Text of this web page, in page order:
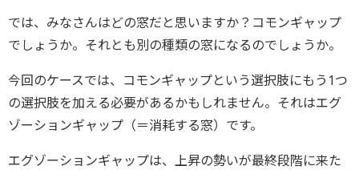
では、みなさんはどの窓だと思いますか？コモンギャップ
でしょうか。それとも別の種類の窓になるのでしょうか。
今回のケースでは、コモンギャップという選択肢にもう1つ
の選択肢を加える必要があるかもしれません。それはエグ
ゾーションギャップ（＝消耗する窓）です。
エグゾーションギャップは、上昇の勢いが最終段階に来た